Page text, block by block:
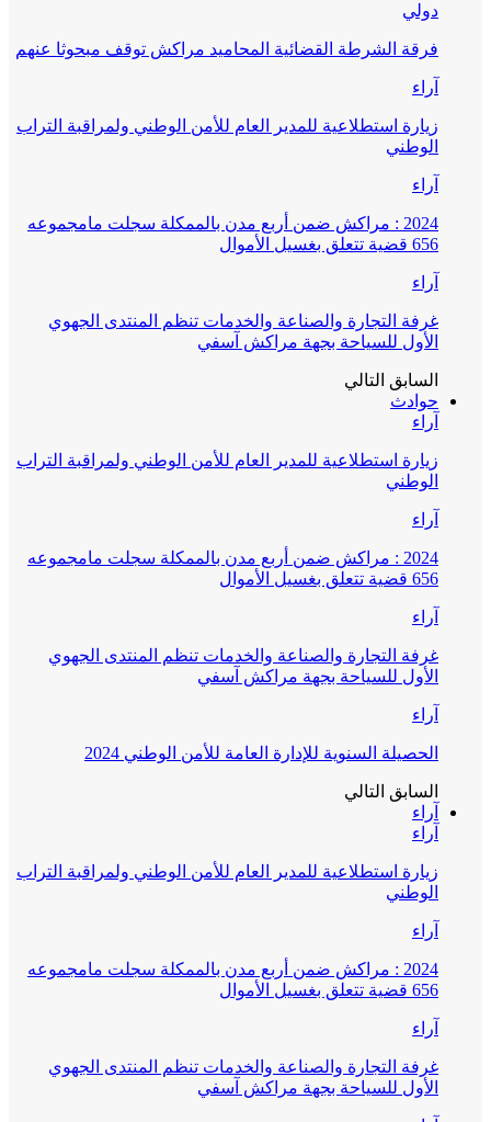
دولي
فرقة الشرطة القضائية المحاميد مراكش توقف مبحوثا عنهم
آراء
زيارة استطلاعية للمدير العام للأمن الوطني ولمراقبة التراب
الوطني
آراء
2024 : مراكش ضمن أربع مدن بالممكلة سجلت مامجموعه
656 قضية تتعلق بغسيل الأموال
آراء
غرفة التجارة والصناعة والخدمات تنظم المنتدى الجهوي
الأول للسياحة بجهة مراكش آسفي
السابق التالي
حوادث
آراء
زيارة استطلاعية للمدير العام للأمن الوطني ولمراقبة التراب
الوطني
آراء
2024 : مراكش ضمن أربع مدن بالممكلة سجلت مامجموعه
656 قضية تتعلق بغسيل الأموال
آراء
غرفة التجارة والصناعة والخدمات تنظم المنتدى الجهوي
الأول للسياحة بجهة مراكش آسفي
آراء
الحصيلة السنوية للإدارة العامة للأمن الوطني 2024
السابق التالي
آراء
آراء
زيارة استطلاعية للمدير العام للأمن الوطني ولمراقبة التراب
الوطني
آراء
2024 : مراكش ضمن أربع مدن بالممكلة سجلت مامجموعه
656 قضية تتعلق بغسيل الأموال
آراء
غرفة التجارة والصناعة والخدمات تنظم المنتدى الجهوي
الأول للسياحة بجهة مراكش آسفي